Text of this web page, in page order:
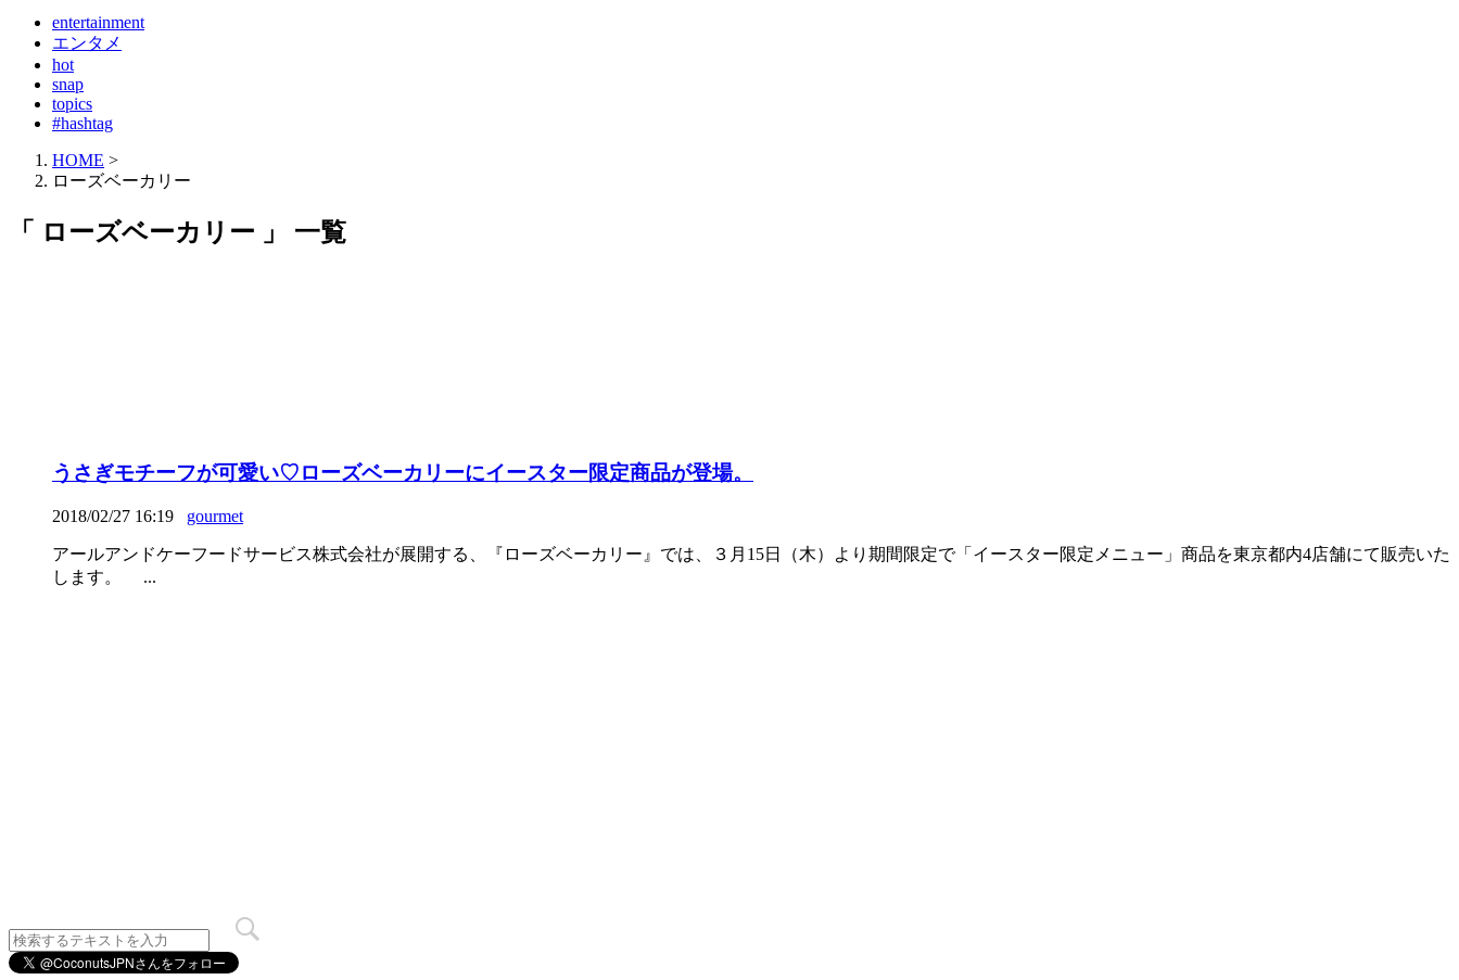
entertainment
エンタメ
hot
snap
topics
#hashtag
HOME >
ローズベーカリー
「 ローズベーカリー 」 一覧
うさぎモチーフが可愛い♡ローズベーカリーにイースター限定商品が登場。
2018/02/27 16:19 gourmet
アールアンドケーフードサービス株式会社が展開する、『ローズベーカリー』では、３月15日（木）より期間限定で「イースター限定メニュー」商品を東京都内4店舗にて販売いた
します。 ...